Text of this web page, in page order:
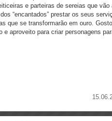
e parteiras de sereias que vão
“encantados” prestar os seus
que se transformarão em ouro.
e aproveito para criar personagens